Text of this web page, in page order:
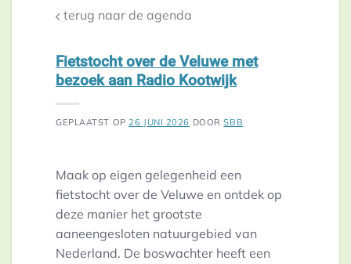
terug naar de agenda
Fietstocht over de Veluwe met
bezoek aan Radio Kootwijk
GEPLAATST OP 26 JUNI 2026 DOORSBB
Maak op eigen gelegenheid een
fietstocht over de Veluwe en ontdek op
deze manier het grootste
aaneengesloten natuurgebied van
Nederland. De boswachter heeft een